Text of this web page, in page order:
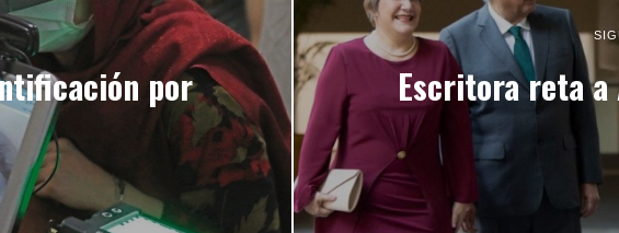
por Escritora reta a